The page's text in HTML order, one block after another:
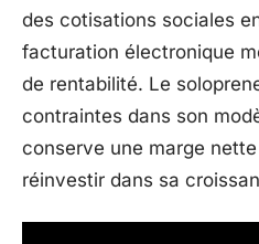
des cotisations sociales
facturation électronique
de rentabilité. Le
contraintes dans son
conserve une marge
réinvestir dans sa